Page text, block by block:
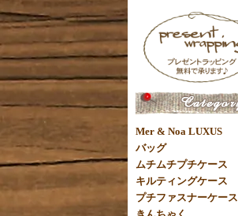
Mer & Noa LUXUS
バッグ
ムチムチプチケース
キルティングケース
プチファスナーケース